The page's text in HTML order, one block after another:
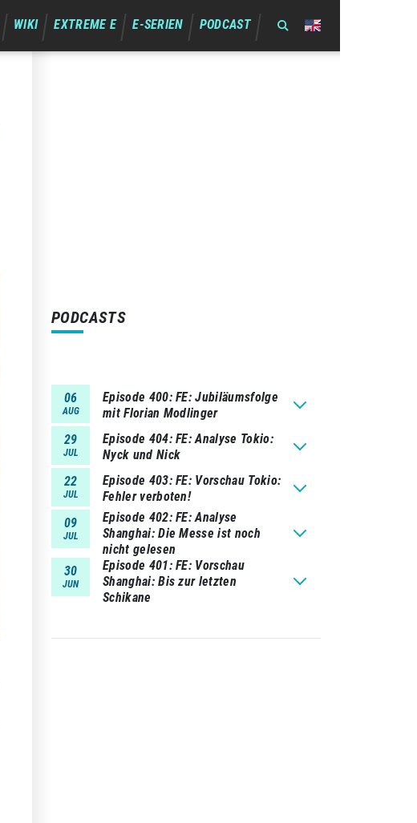
WIKI EXTREME E E-SERIEN PODCAST
PODCASTS
06
AUG
Episode 400 FE: Jubiläumsfolge
mit Florian Modlinger
29
JUL
Episode 404 FE: Analyse Tokio:
Nyck und Nick
22
JUL
Episode 403 FE: Vorschau Tokio:
Fehler verboten!
09
JUL
Episode 402 FE: Analyse
Shanghai: Die Messe ist noch
nicht gelesen
30
JUN
Episode 401 FE: Vorschau
Shanghai: Bis zur letzten
Schikane